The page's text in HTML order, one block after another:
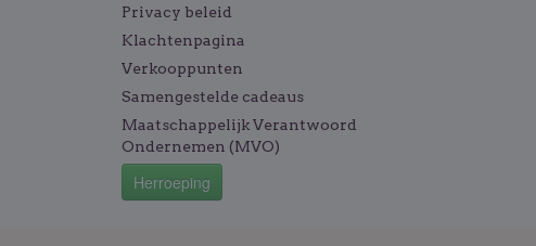
Privacy beleid
Klachtenpagina
Verkooppunten
Samengestelde cadeaus
Maatschappelijk Verantwoord
Ondernemen (MVO)
Herroeping